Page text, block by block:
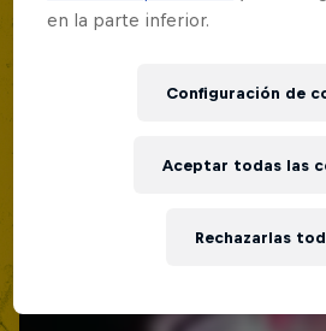
en la parte inferior.
Configuración de
Rechazarlas
Aceptar todas las